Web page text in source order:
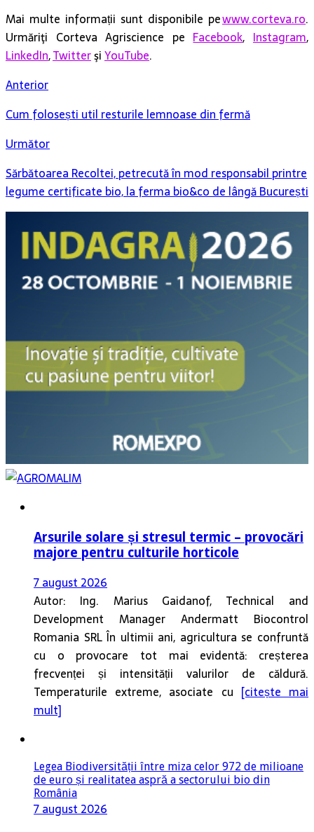
Mai multe informații sunt disponibile pewww.corteva.ro.
Urmăriţi Corteva Agriscience peFacebook,Instagram,
LinkedIn,TwitterşiYouTube.
Anterior
Cum folosești util resturile lemnoase din fermă
Următor
Sărbătoarea Recoltei, petrecută în mod responsabil printre
legume certificate bio, la ferma bio&co de lângă București
Arsurile solare și stresul termic – provocări
majore pentru culturile horticole
7 august 2026
Autor: Ing. Marius Gaidanof, Technical and
Development Manager Andermatt Biocontrol
Romania SRL În ultimii ani, agricultura se confruntă
cu o provocare tot mai evidentă: creșterea
frecvenței și intensității valurilor de căldură.
Temperaturile extreme, asociate cu [citește mai
mult]
Legea Biodiversității între miza celor 972 de milioane
de euro și realitatea aspră a sectorului bio din
România
7 august 2026